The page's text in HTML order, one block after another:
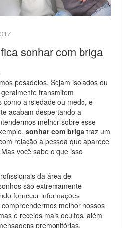
sonhar com briga
pesadelos. Sejam isolados ou
transmitem
como ansiedade ou medo, e
acabam despertando a
melhor sobre esse
sonhar com briga traz um
relação à pessoa que aparece
você sabe o que isso
da área de
são extremamente
fornecer informações
melhor nossos
e receios mais ocultos, além
premonitórias.